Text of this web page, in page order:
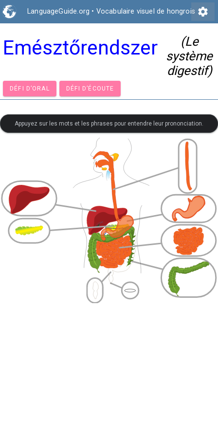
LanguageGuide.org • Vocabulaire visuel de hongrois settings
Emésztőrendszer
(Le
système
digestif)
DÉFI D’ORAL DÉFI D’ÉCOUTE
Appuyez sur les mots et les phrases pour entendre leur prononciation.